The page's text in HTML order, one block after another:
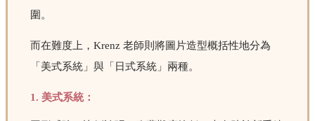
圍。
而在難度上，Krenz 老師則將圖片造型概括性地分為
「美式系統」與「日式系統」兩種。
1. 美式系統：